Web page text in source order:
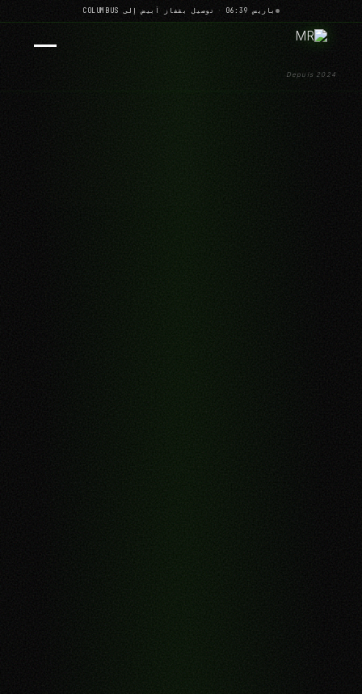
باريس 06:39 · توصيل بقفاز أبيض إلى COLUMBUS
Depuis 2024